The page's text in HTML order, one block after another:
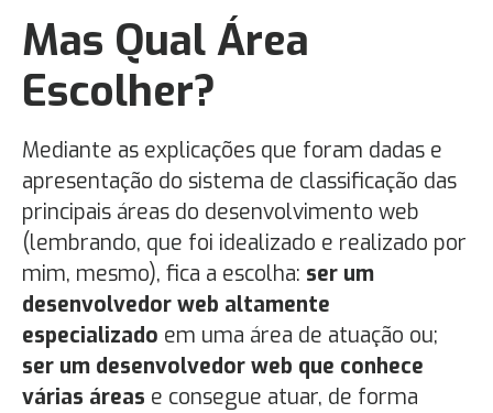
Mas Qual Área
Escolher?
Mediante as explicações que foram dadas e
apresentação do sistema de classificação das
principais áreas do desenvolvimento web
(lembrando, que foi idealizado e realizado por
mim, mesmo), fica a escolha: ser um
desenvolvedor web altamente
especializado em uma área de atuação ou;
ser um desenvolvedor web que conhece
várias áreas e consegue atuar, de forma